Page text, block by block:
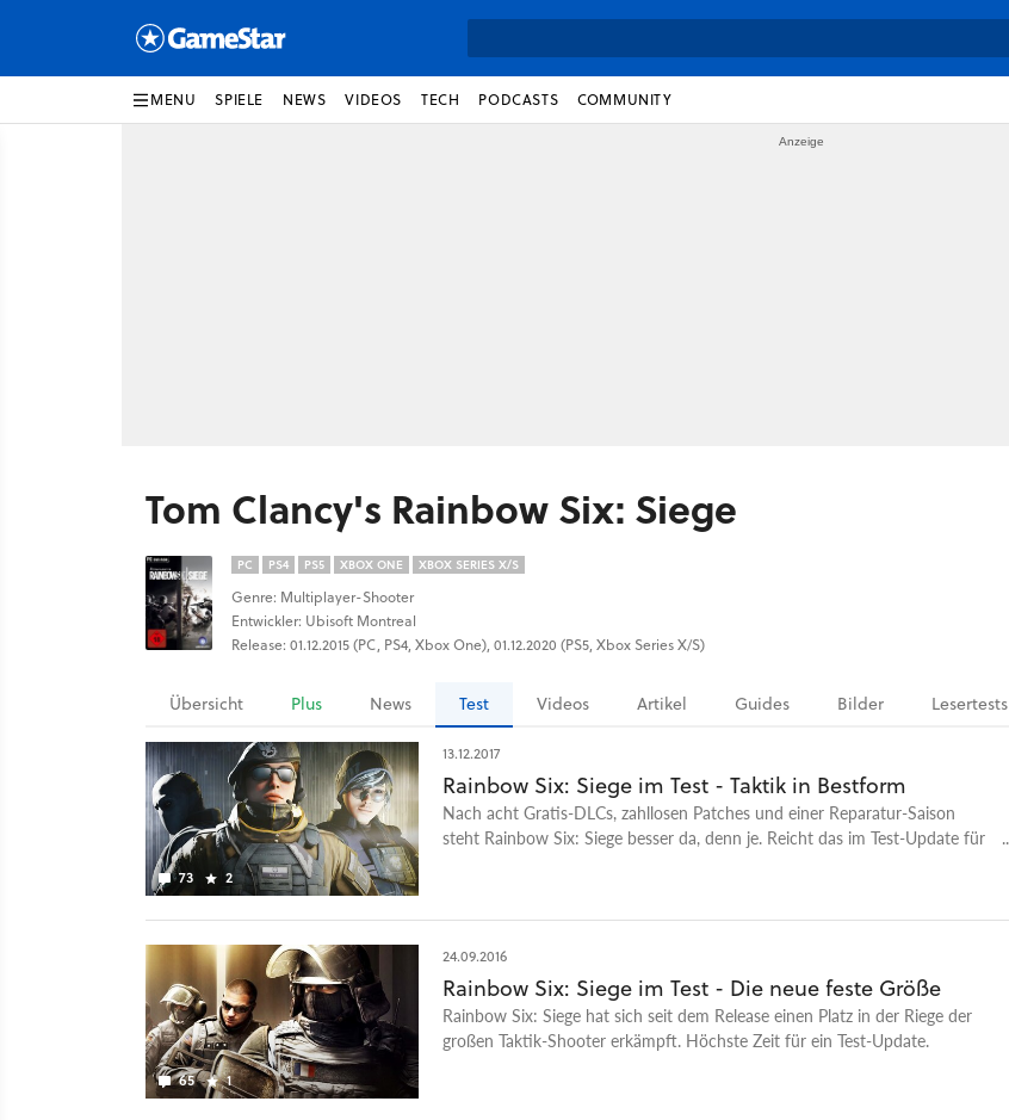
MENU SPIELE NEWS VIDEOS TECH PODCASTS COMMUNITY
Tom Clancy's Rainbow Six: Siege
PC PS4 PS5 XBOX ONE XBOX SERIES X/S
Genre: Multiplayer-Shooter
Entwickler: Ubisoft Montreal
Release: 01.12.2015 (PC, PS4, Xbox One), 01.12.2020 (PS5, Xbox Series X/S)
Übersicht Plus News Test Videos Artikel Guides Bilder Lesertests
73 2
13.12.2017
Rainbow Six: Siege im Test - Taktik in Bestform
Nach acht Gratis-DLCs, zahllosen Patches und einer Reparatur-Saison
steht Rainbow Six: Siege besser da, denn je. Reicht das im Test-Update für
65 1
24.09.2016
Rainbow Six: Siege im Test - Die neue feste Größe
Rainbow Six: Siege hat sich seit dem Release einen Platz in der Riege der
großen Taktik-Shooter erkämpft. Höchste Zeit für ein Test-Update.